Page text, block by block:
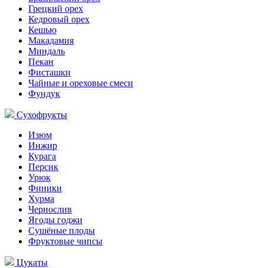
Грецкий орех
Кедровый орех
Кешью
Макадамия
Миндаль
Пекан
Фисташки
Чайные и ореховые смеси
Фундук
Сухофрукты
Изюм
Инжир
Курага
Персик
Урюк
Финики
Хурма
Чернослив
Ягоды годжи
Сушёные плоды
Фруктовые чипсы
Цукаты